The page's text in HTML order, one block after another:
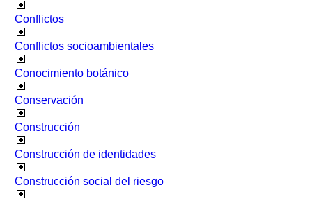
Conflictos
Conflictos socioambientales
Conocimiento botánico
Conservación
Construcción
Construcción de identidades
Construcción social del riesgo